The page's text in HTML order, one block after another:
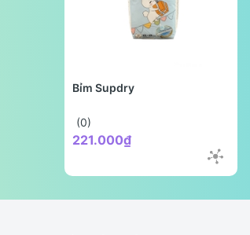
Bỉm Supdry
(0)
221.000₫